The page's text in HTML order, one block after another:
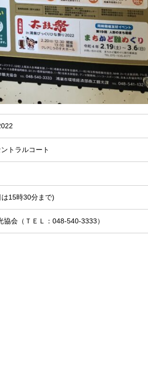
トラルコート
15時30分まで)
会（ＴＥＬ：048-540-3333）